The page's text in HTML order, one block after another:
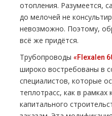
отопления. Разумеется,
до мелочей не
невозможно. Поэтому,
всё же придётся.
Трубопроводы «Flexalen
широко востребованы в
специалистов, которые
теплотрасс, как в рамках
капитального